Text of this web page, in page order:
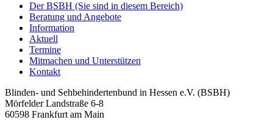
Der BSBH (Sie sind in diesem Bereich)
Beratung und Angebote
Information
Aktuell
Termine
Mitmachen und Unterstützen
Kontakt
Blinden- und Sehbehindertenbund in Hessen e.V. (BSBH)
Mörfelder Landstraße 6-8
60598 Frankfurt am Main